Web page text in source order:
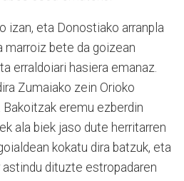
izan, eta Donostiako arranpla
marroiz bete da goizean
erraldoiari hasiera emanaz.
Zumaiako zein Orioko
eremu ezberdin
ala biek jaso dute herritarren
kokatu dira batzuk, eta
dituzte estropadaren